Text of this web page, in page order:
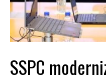
SSPC